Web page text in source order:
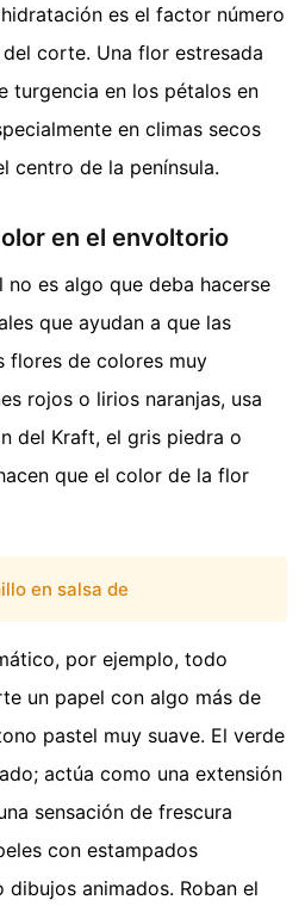
es el factor número
corte. Una flor estresada
turgencia en los pétalos en
en climas secos
centro de la península.
en el envoltorio
es algo que deba hacerse
que ayudan a que las
flores de colores muy
rojos o lirios naranjas, usa
del Kraft, el gris piedra o
que el color de la flor
en salsa de
por ejemplo, todo
un papel con algo más de
pastel muy suave. El verde
actúa como una extensión
sensación de frescura
con estampados
animados. Roban el